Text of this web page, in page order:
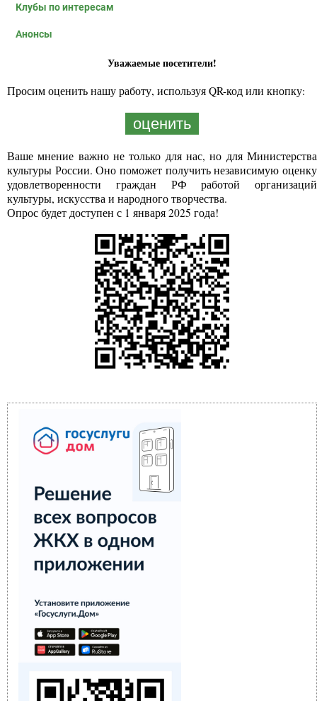
Клубы по интересам
Анонсы
Уважаемые посетители!
Просим оценить нашу работу, используя QR-код или кнопку:
оценить
Ваше мнение важно не только для нас, но для Министерства
культуры России. Оно поможет получить независимую оценку
удовлетворенности граждан РФ работой организаций
культуры, искусства и народного творчества.
Опрос будет доступен с 1 января 2025 года!